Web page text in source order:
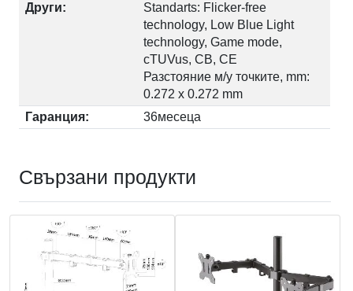
Други:
Standarts: Flicker-free
technology, Low Blue Light
technology, Game mode,
cTUVus, CB, CE
Разстояние м/у точките, mm:
0.272 x 0.272 mm
Гаранция:
36месеца
Свързани продукти